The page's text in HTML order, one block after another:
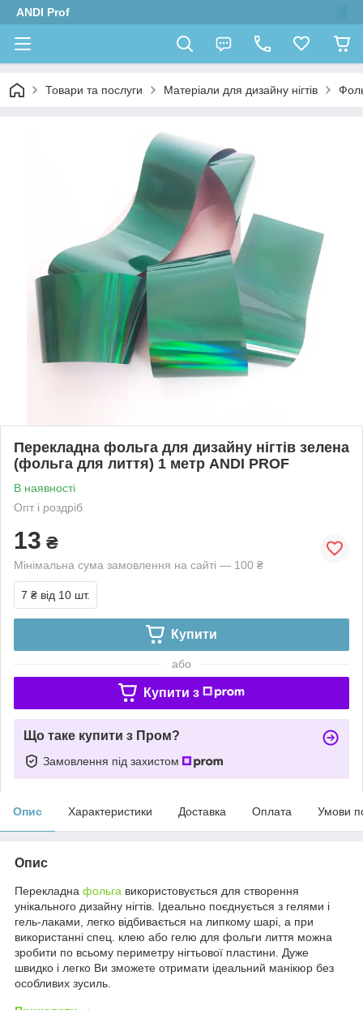
ANDI Prof
Товари та послуги Матеріали для дизайну нігтів
Перекладна фольга для дизайну нігтів зелена
(фольга для лиття) 1 метр ANDI PROF
В наявності
Опт і роздріб
13 ₴
Мінімальна сума замовлення на сайті — 100 ₴
7 ₴ від 10 шт.
Купити
або
Купити з
Що таке купити з Пром?
Замовлення під захистом
Опис Характеристики Доставка Оплата Умови
Опис
Перекладна фольга використовується для створення
унікального дизайну нігтів. Ідеально поєднується з гелями і
гель-лаками, легко відбивається на липкому шарі, а при
використанні спец. клею або гелю для фольги лиття можна
зробити по всьому периметру нігтьової пластини. Дуже
швидко і легко Ви зможете отримати ідеальний манікюр без
особливих зусиль.